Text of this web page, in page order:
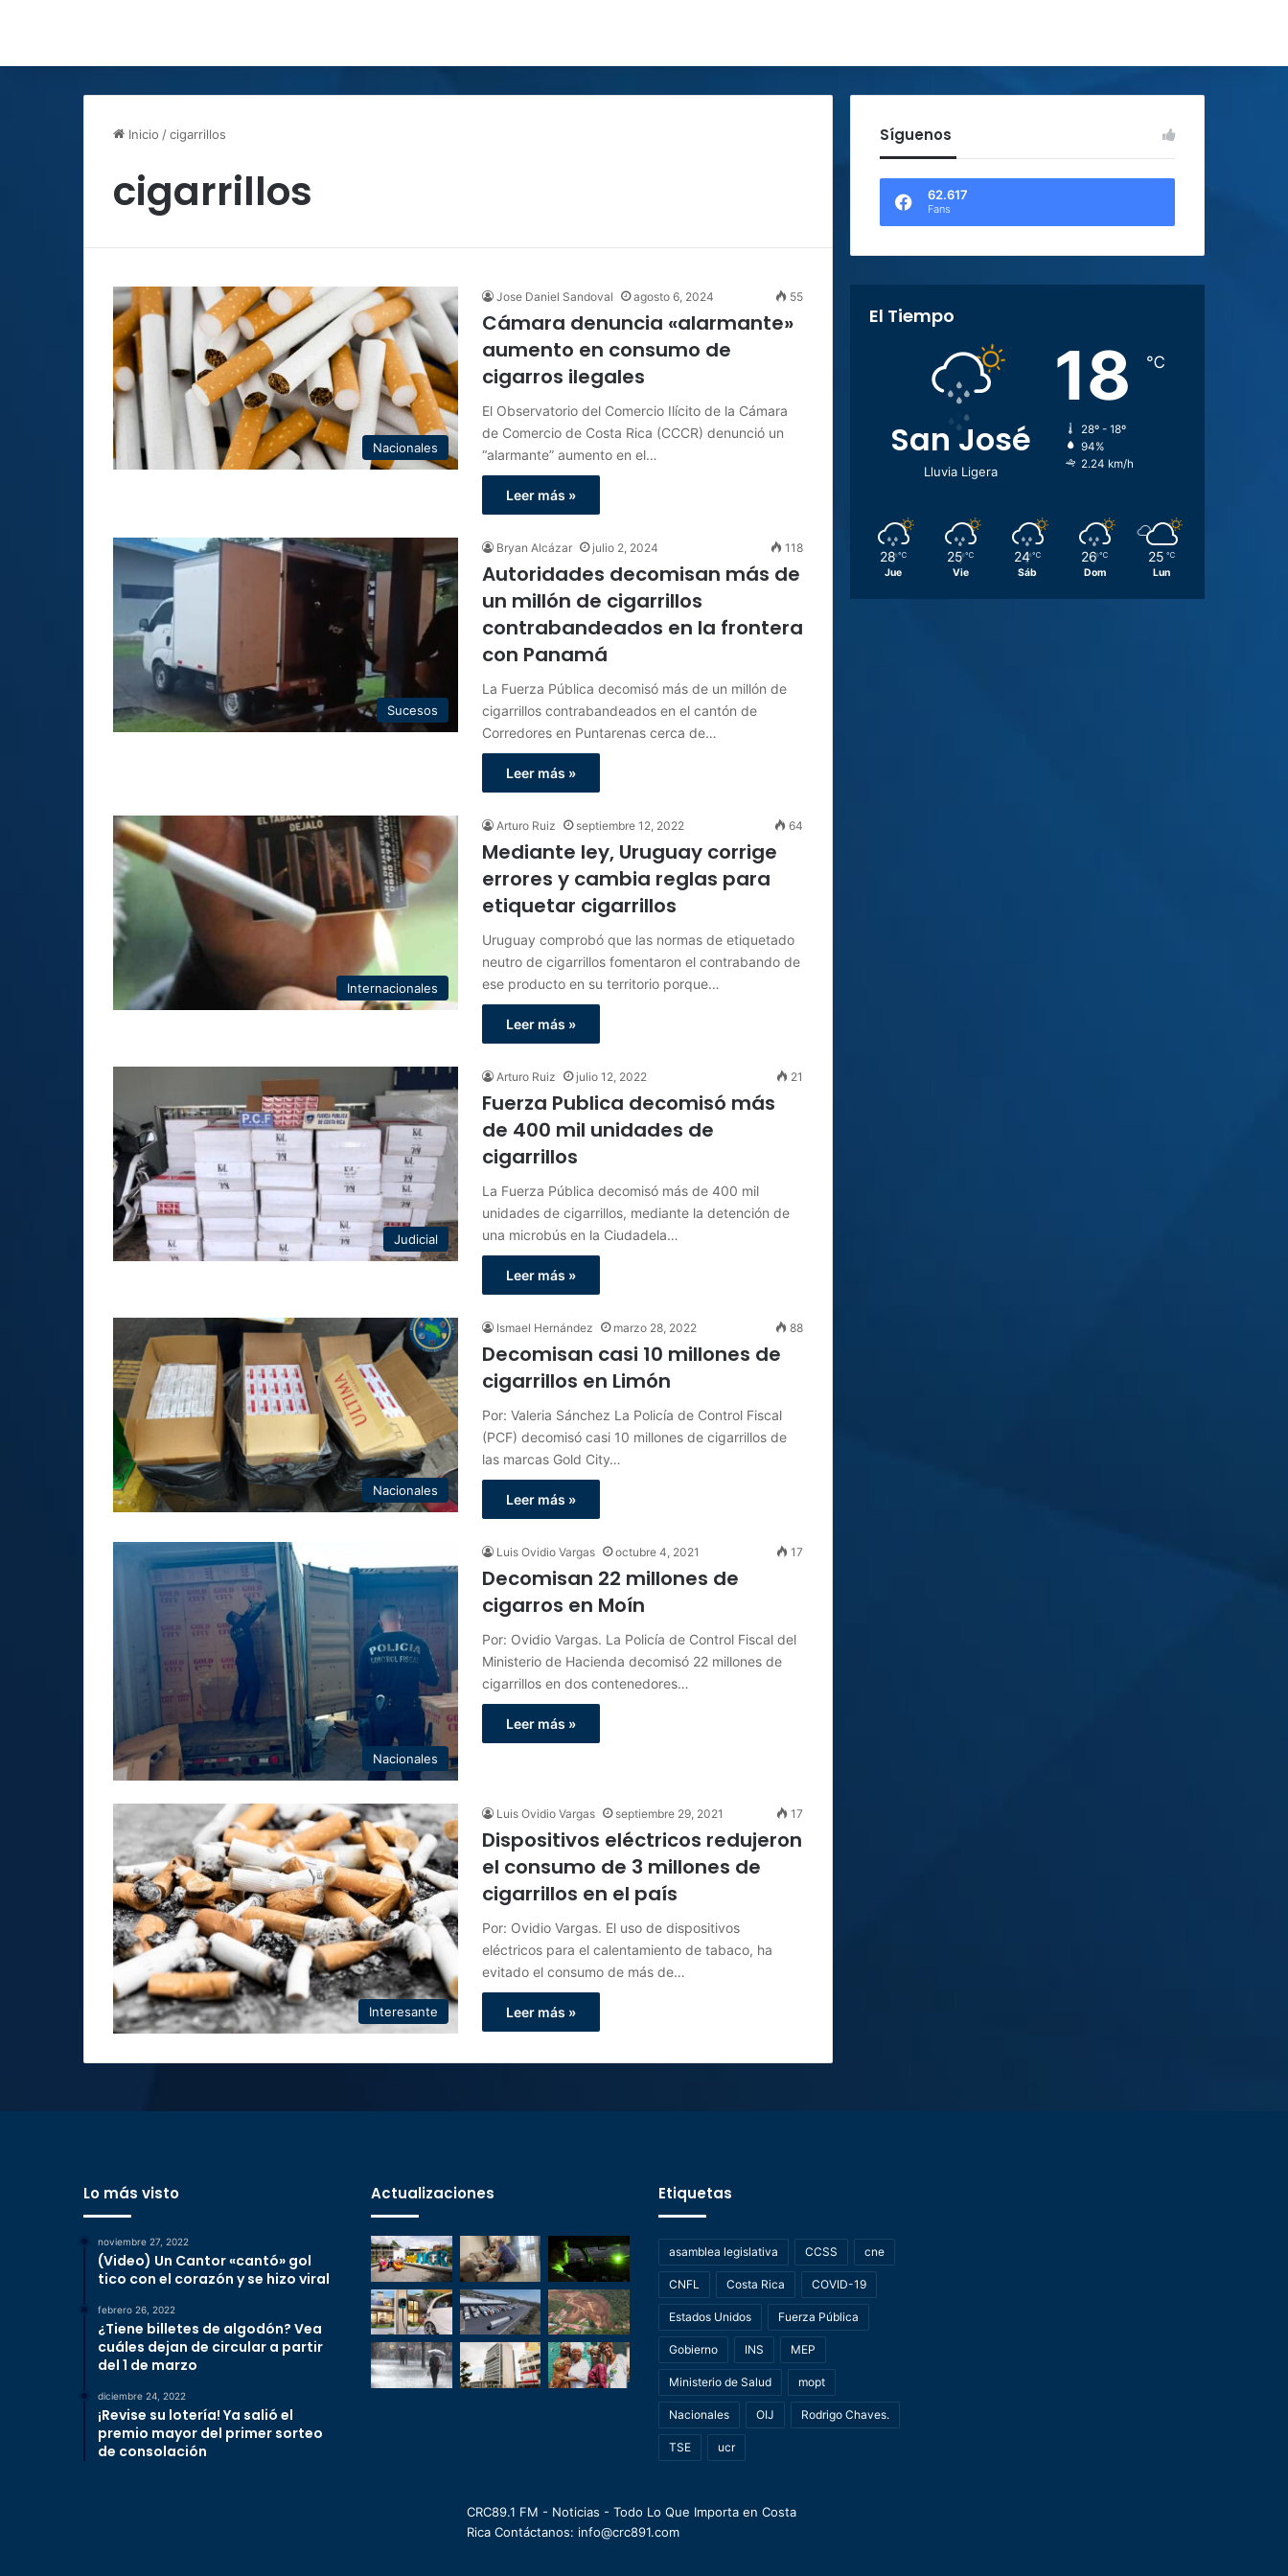
Inicio /cigarrillos
cigarrillos
Nacionales
Jose Daniel Sandoval agosto 6, 2024 55
Cámara denuncia «alarmante»
aumento en consumo de
cigarros ilegales
El Observatorio del Comercio Ilícito de la Cámara
de Comercio de Costa Rica (CCCR) denunció un
“alarmante” aumento en el…
Leer más »
Sucesos
Bryan Alcázar julio 2, 2024 118
Autoridades decomisan más de
un millón de cigarrillos
contrabandeados en la frontera
con Panamá
La Fuerza Pública decomisó más de un millón de
cigarrillos contrabandeados en el cantón de
Corredores en Puntarenas cerca de…
Leer más »
Internacionales
Arturo Ruiz septiembre 12, 2022 64
Mediante ley, Uruguay corrige
errores y cambia reglas para
etiquetar cigarrillos
Uruguay comprobó que las normas de etiquetado
neutro de cigarrillos fomentaron el contrabando de
ese producto en su territorio porque…
Leer más »
Judicial
Arturo Ruiz julio 12, 2022 21
Fuerza Publica decomisó más
de 400 mil unidades de
cigarrillos
La Fuerza Pública decomisó más de 400 mil
unidades de cigarrillos, mediante la detención de
una microbús en la Ciudadela…
Leer más »
Nacionales
Ismael Hernández marzo 28, 2022 88
Decomisan casi 10 millones de
cigarrillos en Limón
Por: Valeria Sánchez La Policía de Control Fiscal
(PCF) decomisó casi 10 millones de cigarrillos de
las marcas Gold City…
Leer más »
Nacionales
Luis Ovidio Vargas octubre 4, 2021 17
Decomisan 22 millones de
cigarros en Moín
Por: Ovidio Vargas. La Policía de Control Fiscal del
Ministerio de Hacienda decomisó 22 millones de
cigarrillos en dos contenedores…
Leer más »
Interesante
Luis Ovidio Vargas septiembre 29, 2021 17
Dispositivos eléctricos redujeron
el consumo de 3 millones de
cigarrillos en el país
Por: Ovidio Vargas. El uso de dispositivos
eléctricos para el calentamiento de tabaco, ha
evitado el consumo de más de…
Leer más »
Síguenos
62.617
Fans
El Tiempo
San José
Lluvia Ligera
18 ℃
28º - 18º
94%
2.24 km/h
28 ℃
Jue
25 ℃
Vie
24 ℃
Sáb
26 ℃
Dom
25 ℃
Lun
Lo más visto
noviembre 27, 2022
(Video) Un Cantor «cantó» gol
tico con el corazón y se hizo viral
febrero 26, 2022
¿Tiene billetes de algodón? Vea
cuáles dejan de circular a partir
del 1 de marzo
diciembre 24, 2022
¡Revise su lotería! Ya salió el
premio mayor del primer sorteo
de consolación
Actualizaciones Etiquetas
asamblea legislativa CCSS cne
CNFL Costa Rica COVID-19
Estados Unidos Fuerza Pública
Gobierno INS MEP
Ministerio de Salud mopt
Nacionales OIJ Rodrigo Chaves.
TSE ucr
CRC89.1 FM - Noticias - Todo Lo Que Importa en Costa
Rica Contáctanos: info@crc891.com